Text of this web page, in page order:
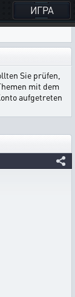
ИГРА
Sie prüfen,
mit dem
aufgetreten